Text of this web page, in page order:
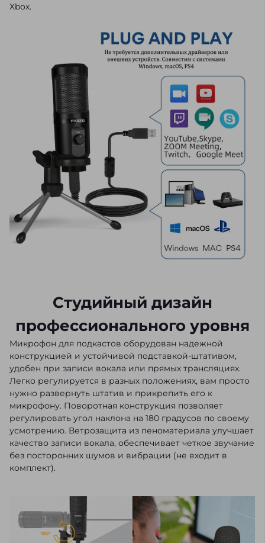
Xbox.
Студийный дизайн
профессионального уровня
Микрофон для подкастов оборудован надежной
конструкцией и устойчивой подставкой-штативом,
удобен при записи вокала или прямых трансляциях.
Легко регулируется в разных положениях, вам просто
нужно развернуть штатив и прикрепить его к
микрофону. Поворотная конструкция позволяет
регулировать угол наклона на 180 градусов по своему
усмотрению. Ветрозащита из пеноматериала улучшает
качество записи вокала, обеспечивает четкое звучание
без посторонних шумов и вибрации (не входит в
комплект).